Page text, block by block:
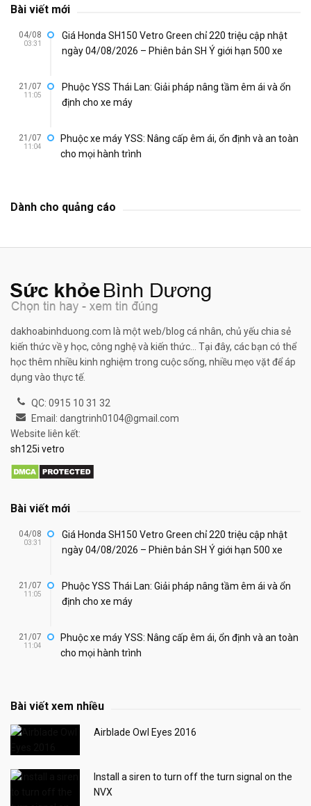
Bài viết mới
04/08
03:31
Giá Honda SH150 Vetro Green chỉ 220 triệu cập nhật
ngày 04/08/2026 – Phiên bản SH Ý giới hạn 500 xe
21/07
11:05
Phuộc YSS Thái Lan: Giải pháp nâng tầm êm ái và ổn
định cho xe máy
21/07
11:04
Phuộc xe máy YSS: Nâng cấp êm ái, ổn định và an toàn
cho mọi hành trình
Dành cho quảng cáo
dakhoabinhduong.com là một web/blog cá nhân, chủ yếu chia sẻ
kiến thức về y học, công nghệ và kiến thức... Tại đây, các bạn có thể
học thêm nhiều kinh nghiệm trong cuộc sống, nhiều mẹo vặt để áp
dụng vào thực tế.
QC: 0915 10 31 32
Email: dangtrinh0104@gmail.com
Website liên kết:
sh125i vetro
Bài viết mới
04/08
03:31
Giá Honda SH150 Vetro Green chỉ 220 triệu cập nhật
ngày 04/08/2026 – Phiên bản SH Ý giới hạn 500 xe
21/07
11:05
Phuộc YSS Thái Lan: Giải pháp nâng tầm êm ái và ổn
định cho xe máy
21/07
11:04
Phuộc xe máy YSS: Nâng cấp êm ái, ổn định và an toàn
cho mọi hành trình
Bài viết xem nhiều
Airblade Owl Eyes 2016
Install a siren to turn off the turn signal on the
NVX